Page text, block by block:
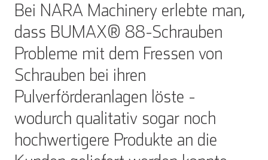
Bei NARA Machinery erlebte man,
dass BUMAX® 88-Schrauben
Probleme mit dem Fressen von
Schrauben bei ihren
Pulverförderanlagen löste -
wodurch qualitativ sogar noch
hochwertigere Produkte an die